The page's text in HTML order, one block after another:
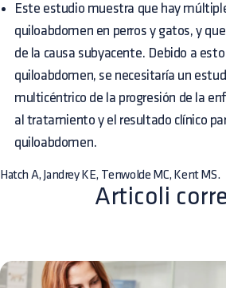
Este estudio muestra que hay
quiloabdomen en perros y gatos, y
de la causa subyacente. Debido a
quiloabdomen, se necesitaría un
multicéntrico de la progresión de la
al tratamiento y el resultado clínico
quiloabdomen.
Hatch A, Jandrey KE, Tenwolde MC, Kent MS.
Articoli